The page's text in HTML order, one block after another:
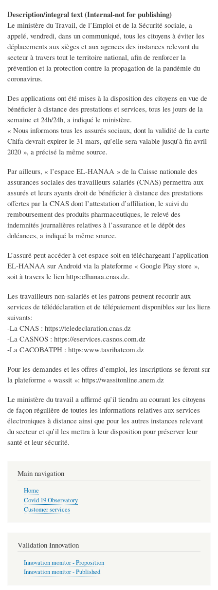
Description/integral text (Internal-not for publishing)
Le ministère du Travail, de l’Emploi et de la Sécurité sociale, a
appelé, vendredi, dans un communiqué, tous les citoyens à éviter les
déplacements aux sièges et aux agences des instances relevant du
secteur à travers tout le territoire national, afin de renforcer la
prévention et la protection contre la propagation de la pandémie du
coronavirus.
Des applications ont été mises à la disposition des citoyens en vue de
bénéficier à distance des prestations et services, tous les jours de la
semaine et 24h/24h, a indiqué le ministère.
« Nous informons tous les assurés sociaux, dont la validité de la carte
Chifa devrait expirer le 31 mars, qu’elle sera valable jusqu’à fin avril
2020 », a précisé la même source.
Par ailleurs, « l’espace EL-HANAA » de la Caisse nationale des
assurances sociales des travailleurs salariés (CNAS) permettra aux
assurés et leurs ayants droit de bénéficier à distance des prestations
offertes par la CNAS dont l’attestation d’affiliation, le suivi du
remboursement des produits pharmaceutiques, le relevé des
indemnités journalières relatives à l’assurance et le dépôt des
doléances, a indiqué la même source.
L’assuré peut accéder à cet espace soit en téléchargeant l’application
EL-HANAA sur Android via la plateforme « Google Play store »,
soit à travers le lien https:elhanaa.cnas.dz.
Les travailleurs non-salariés et les patrons peuvent recourir aux
services de télédéclaration et de télépaiement disponibles sur les liens
suivants:
-La CNAS : https://teledeclaration.cnas.dz
-La CASNOS : https://eservices.casnos.com.dz
-La CACOBATPH : https:www.tasrihatcom.dz
Pour les demandes et les offres d’emploi, les inscriptions se feront sur
la plateforme « wassit »: https://wassitonline.anem.dz
Le ministère du travail a affirmé qu’il tiendra au courant les citoyens
de façon régulière de toutes les informations relatives aux services
électroniques à distance ainsi que pour les autres instances relevant
du secteur et qu’il les mettra à leur disposition pour préserver leur
santé et leur sécurité.
Main navigation
Home
Covid 19 Observatory
Customer services
Validation Innovation
Innovation monitor - Proposition
Innovation monitor - Published